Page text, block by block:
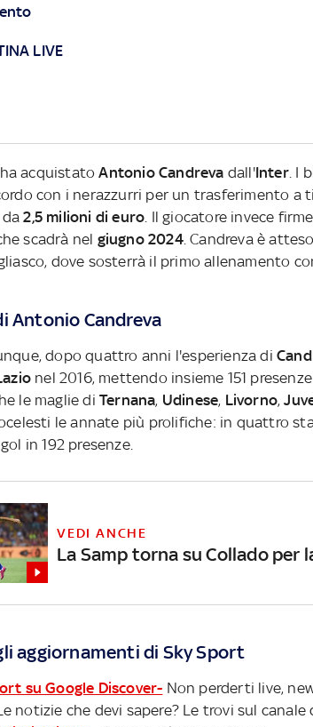
LIVE
ha acquistatoAntonio Candreva dall'Inter. I
con i nerazzurri per un trasferimento a
da2,5 milioni di euro. Il giocatore invece
scadrà nel giugno 2024. Candreva è
dove sosterrà il primo allenamento
Antonio Candreva
dopo quattro anni l'esperienza di
nel 2016, mettendo insieme 151
le maglie di Ternana, Udinese, Livorno,
le annate più prolifiche: in quattro
in 192 presenze.
VEDI ANCHE
La Samp torna su Collado per
aggiornamenti di Sky Sport
su Google Discover- Non perderti live,
notizie che devi sapere? Le trovi sul canale